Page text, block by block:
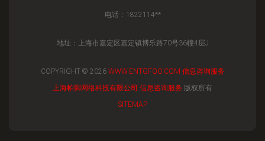
电话：1822114**
地址：上海市嘉定区嘉定镇博乐路70号36幢4层J
COPYRIGHT © 2026 WWW.ENTGFQO.COM 信息咨询服务
上海帕御网络科技有限公司 信息咨询服务 版权所有
SITEMAP